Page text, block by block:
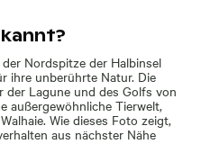
Nordspitze der Halbinsel
ihre unberührte Natur. Die
der Lagune und des Golfs von
außergewöhnliche Tierwelt,
Wie dieses Foto zeigt,
aus nächster Nähe